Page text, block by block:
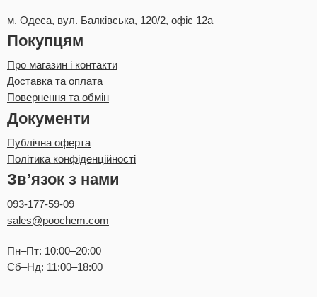
м. Одеса, вул. Балківська, 120/2, офіс 12а
Покупцям
Про магазин і контакти
Доставка та оплата
Повернення та обмін
Документи
Публічна оферта
Політика конфіденційності
Зв’язок з нами
093-177-59-09
sales@poochem.com
Пн–Пт: 10:00–20:00
Сб–Нд: 11:00–18:00